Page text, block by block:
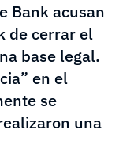
Bank acusan
de cerrar el
base legal.
en el
se
una